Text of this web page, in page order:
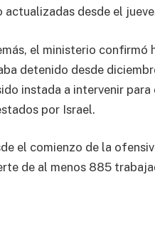
actualizadas desde el
el ministerio confirmó
detenido desde
instada a intervenir
por Israel.
el comienzo de la
de al menos 885